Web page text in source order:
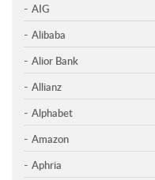
AIG
Alibaba
Alior Bank
Allianz
Alphabet
Amazon
Aphria